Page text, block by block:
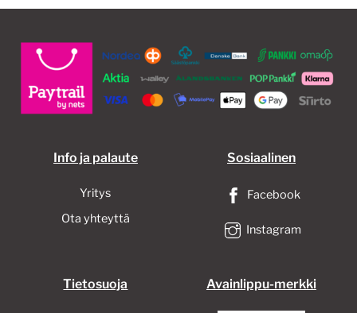
Info ja palaute
Yritys
Ota yhteyttä
Sosiaalinen
Facebook
Instagram
Tietosuoja Avainlippu-merkki